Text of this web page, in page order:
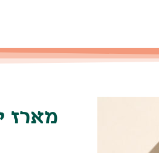
מארז